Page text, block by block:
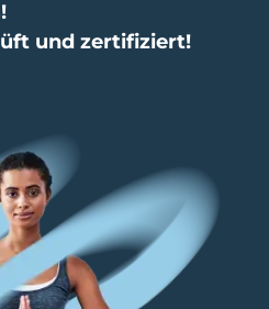
und zertifiziert!